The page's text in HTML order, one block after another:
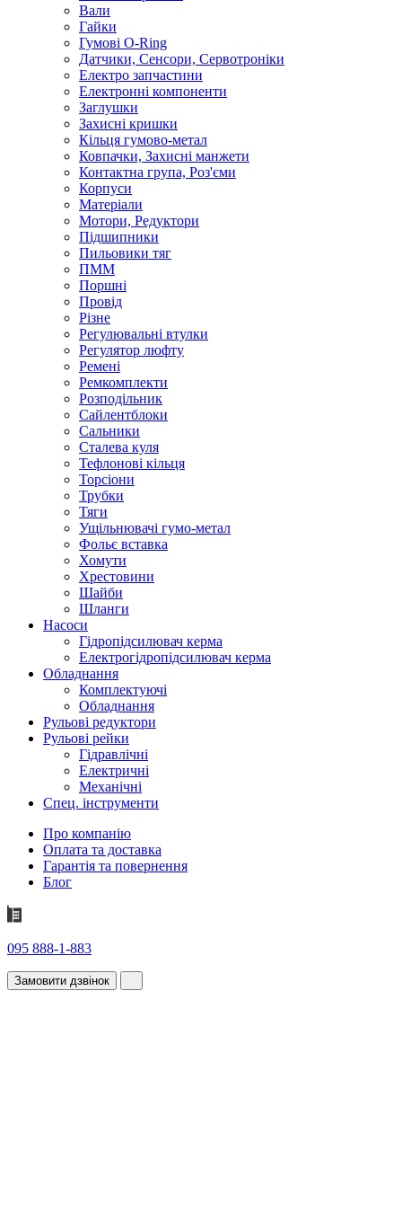
Вали
Гайки
Гумові O-Ring
Датчики, Сенсори, Сервотроніки
Електро запчастини
Електронні компоненти
Заглушки
Захисні кришки
Кільця гумово-метал
Ковпачки, Захисні манжети
Контактна група, Роз'єми
Корпуси
Матеріали
Мотори, Редуктори
Підшипники
Пильовики тяг
ПММ
Поршні
Провід
Різне
Регулювальні втулки
Регулятор люфту
Ремені
Ремкомплекти
Розподільник
Сайлентблоки
Сальники
Сталева куля
Тефлонові кільця
Торсіони
Трубки
Тяги
Ущільнювачі гумо-метал
Фольє вставка
Хомути
Хрестовини
Шайби
Шланги
Насоси
Гідропідсилювач керма
Електрогідропідсилювач керма
Обладнання
Комплектуючі
Обладнання
Рульові редуктори
Рульові рейки
Гідравлічні
Електричні
Механічні
Спец. інструменти
Про компанію
Оплата та доставка
Гарантія та повернення
Блог
095 888-1-883
Замовити дзвінок